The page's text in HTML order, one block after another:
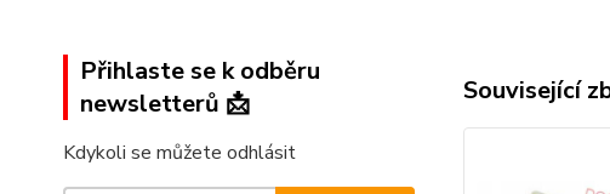
Přihlaste se k odběru
newsletterů 📩
Kdykoli se můžete odhlásit
Související